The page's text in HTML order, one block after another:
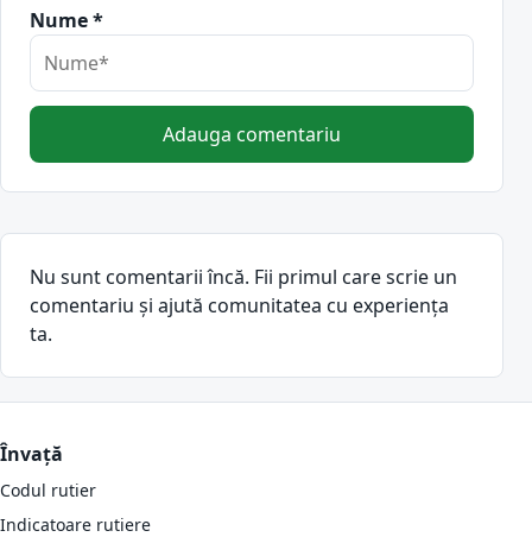
Nume *
Adauga comentariu
Nu sunt comentarii încă. Fii primul care scrie un
comentariu și ajută comunitatea cu experiența
ta.
Învață
Codul rutier
Indicatoare rutiere